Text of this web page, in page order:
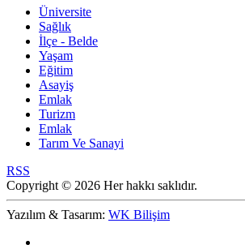
Üniversite
Sağlık
İlçe - Belde
Yaşam
Eğitim
Asayiş
Emlak
Turizm
Emlak
Tarım Ve Sanayi
RSS
Copyright © 2026 Her hakkı saklıdır.
Yazılım & Tasarım: WK Bilişim